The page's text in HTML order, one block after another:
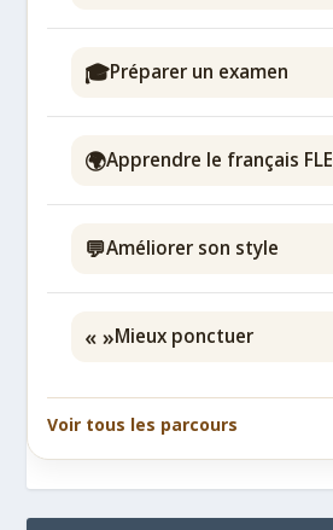
🎓Préparer un examen
🌍Apprendre le français FLE
💬Améliorer son style
« »Mieux ponctuer
Voir tous les parcours